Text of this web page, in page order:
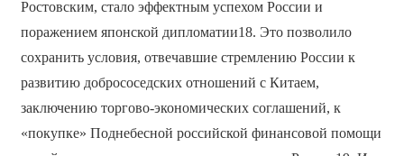
Ростовским, стало эффектным успехом России и
поражением японской дипломатии18. Это позволило
сохранить условия, отвечавшие стремлению России к
развитию добрососедских отношений с Китаем,
заключению торгово-экономических соглашений, к
«покупке» Поднебесной российской финансовой помощи